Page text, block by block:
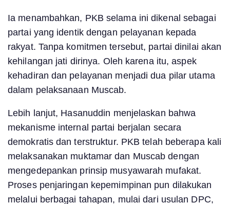
Ia menambahkan, PKB selama ini dikenal sebagai
partai yang identik dengan pelayanan kepada
rakyat. Tanpa komitmen tersebut, partai dinilai akan
kehilangan jati dirinya. Oleh karena itu, aspek
kehadiran dan pelayanan menjadi dua pilar utama
dalam pelaksanaan Muscab.
Lebih lanjut, Hasanuddin menjelaskan bahwa
mekanisme internal partai berjalan secara
demokratis dan terstruktur. PKB telah beberapa kali
melaksanakan muktamar dan Muscab dengan
mengedepankan prinsip musyawarah mufakat.
Proses penjaringan kepemimpinan pun dilakukan
melalui berbagai tahapan, mulai dari usulan DPC,